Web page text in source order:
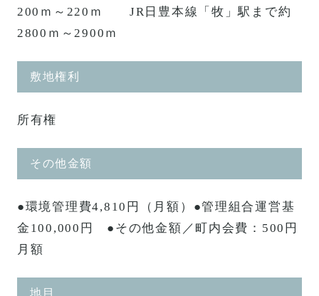
200ｍ～220ｍ JR日豊本線「牧」駅まで約
2800ｍ～2900ｍ
敷地権利
所有権
その他金額
●環境管理費4,810円（月額）●管理組合運営基
金100,000円 ●その他金額／町内会費：500円
月額
地目